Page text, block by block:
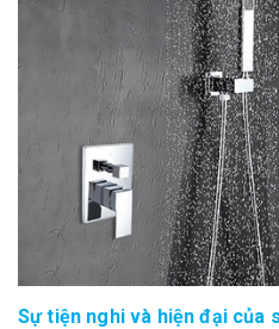
Sự tiện nghi và hiện đại của